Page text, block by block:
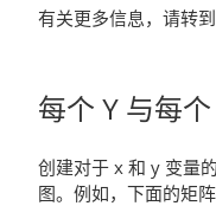
有关更多信息，请转到
每个 Y 与每
创建对于 x 和 y 变量
图。例如，下面的矩